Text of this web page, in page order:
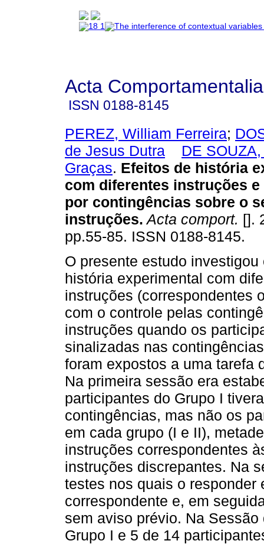
Acta Comportamentalia
ISSN 0188-8145
PEREZ, William Ferreira;
de Jesus Dutra
DE
Graças. Efeitos de história
com diferentes instruções
por contingências sobre o
instruções. Acta comport. [].
pp.55-85. ISSN 0188-8145.
O presente estudo investigou
história experimental com
instruções (correspondentes
com o controle pelas
instruções quando os
sinalizadas nas
foram expostos a uma tarefa
Na primeira sessão era
participantes do Grupo I
contingências, mas não os
em cada grupo (I e II),
instruções correspondentes
instruções discrepantes. Na
testes nos quais o responder
correspondente e, em
sem aviso prévio. Na
Grupo I e 5 de 14